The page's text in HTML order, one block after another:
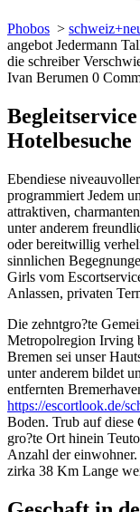
Phobos >
angebot Jedermann
die schreiber
Ivan Berumen 0
Hotelbesuche
Ebendiese
programmiert Jedem
attraktiven,
unter anderem
oder bereitwillig
sinnlichen
Girls vom
Anlassen, privaten
Die zehntgro?te
Metropolregion Irving
Bremen sei unser
unter anderem bildet
entfernten
https://escortlook.de/
Boden. Trub auf diese
gro?te Ort hinein
Anzahl der einwohner.
zirka 38 Km Lange